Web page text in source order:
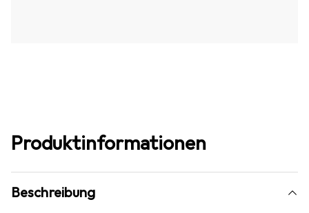
Produktinformationen
Beschreibung